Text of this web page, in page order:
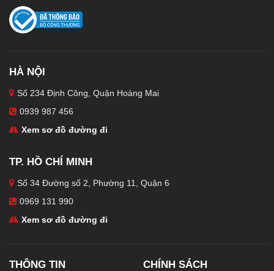
HÀ NỘI
Số 234 Định Công, Quận Hoàng Mai
0939 987 456
Xem sơ đồ đường đi
TP. HỒ CHÍ MINH
Số 34 Đường số 2, Phường 11, Quận 6
0969 131 990
Xem sơ đồ đường đi
THÔNG TIN CHÍNH SÁCH